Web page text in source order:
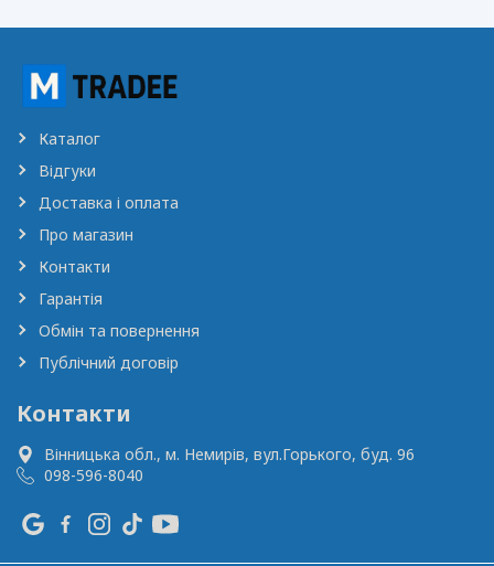
Каталог
Відгуки
Доставка і оплата
Про магазин
Контакти
Гарантія
Обмін та повернення
Публічний договір
Контакти
Вінницька обл., м. Немирів, вул.Горького, буд. 96
098-596-8040